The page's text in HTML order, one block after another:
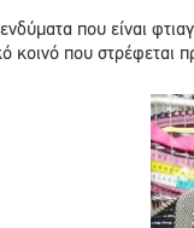
ενδύματα που είναι
κοινό που στρέφεται